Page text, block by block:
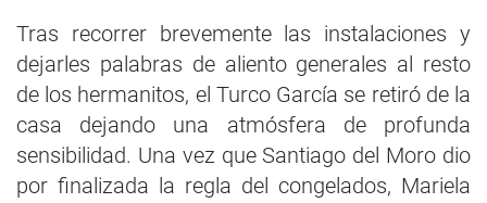
Tras recorrer brevemente las instalaciones y
dejarles palabras de aliento generales al resto
de los hermanitos, el Turco García se retiró de la
casa dejando una atmósfera de profunda
sensibilidad. Una vez que Santiago del Moro dio
por finalizada la regla del congelados, Mariela